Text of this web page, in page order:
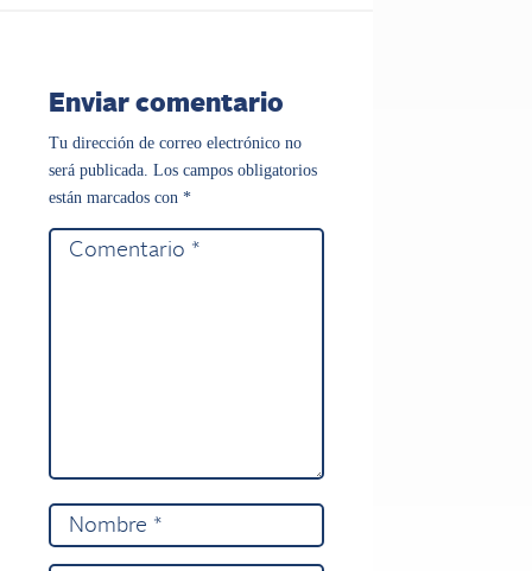
Enviar comentario
Tu dirección de correo electrónico no
será publicada. Los campos obligatorios
están marcados con *